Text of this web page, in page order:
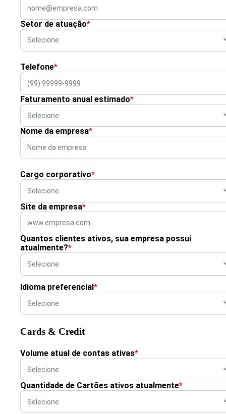
Setor de atuação*
Telefone*
Faturamento anual estimado*
Nome da empresa*
Cargo corporativo*
Site da empresa*
Quantos clientes ativos, sua empresa possui
atualmente?*
Idioma preferencial*
Cards & Credit
Volume atual de contas ativas*
Quantidade de Cartões ativos atualmente*